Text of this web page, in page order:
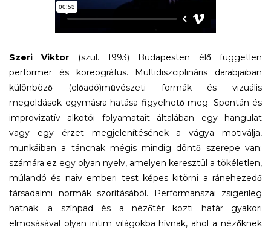
Szeri Viktor
(szül. 1993) Budapesten élő független
performer és koreográfus. Multidiszciplináris darabjaiban
különböző (előadó)művészeti formák és vizuális
megoldások egymásra hatása figyelhető meg. Spontán és
improvizatív alkotói folyamatait általában egy hangulat
vagy egy érzet megjelenítésének a vágya motiválja,
munkáiban a táncnak mégis mindig döntő szerepe van:
számára ez egy olyan nyelv, amelyen keresztül a tökéletlen,
múlandó és naiv emberi test képes kitörni a ránehezedő
társadalmi normák szorításából. Performanszai zsigerileg
hatnak: a színpad és a nézőtér közti határ gyakori
elmosásával olyan intim világokba hívnak, ahol a nézőknek